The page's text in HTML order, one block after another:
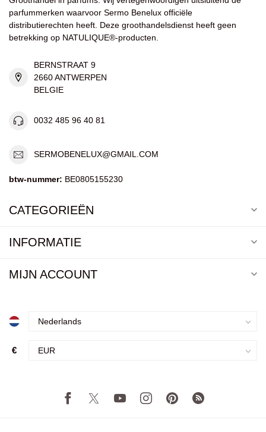
parfummerken waarvoor Sermo Benelux officiële
distributierechten heeft. Deze groothandelsdienst heeft geen
betrekking op NATULIQUE®-producten.
BERNSTRAAT 9
2660 ANTWERPEN
BELGIE
0032 485 96 40 81
SERMOBENELUX@GMAIL.COM
btw-nummer: BE0805155230
CATEGORIEËN
INFORMATIE
MIJN ACCOUNT
€